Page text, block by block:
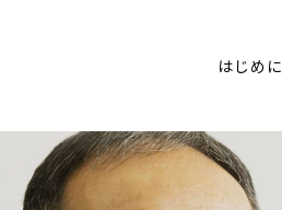
はじめに